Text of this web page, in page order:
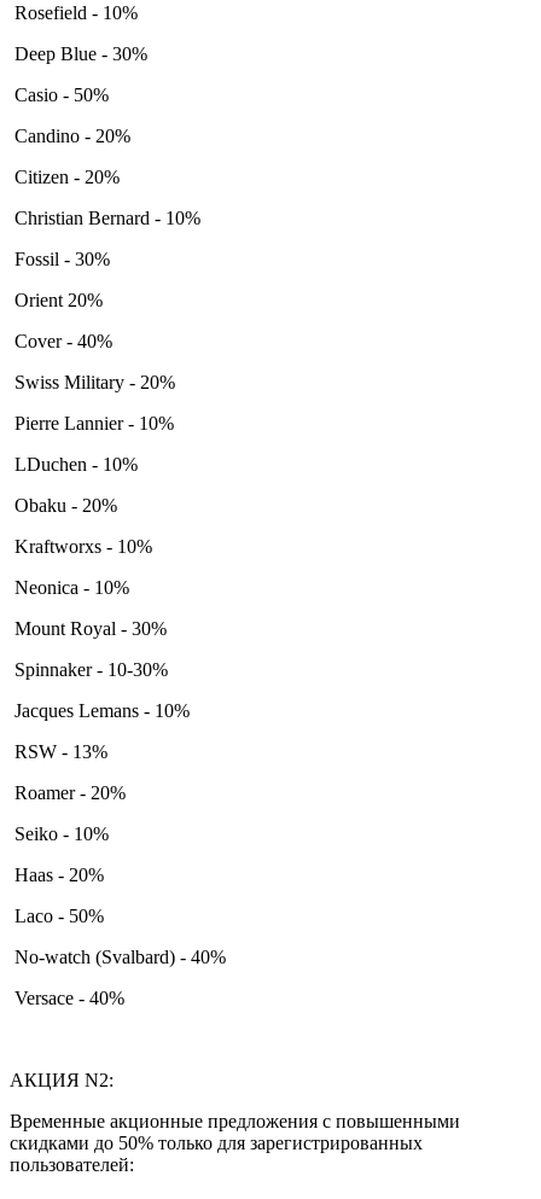
Rosefield - 10%
Deep Blue - 30%
Casio - 50%
Candino - 20%
Citizen - 20%
Christian Bernard - 10%
Fossil - 30%
Orient 20%
Cover - 40%
Swiss Military - 20%
Pierre Lannier - 10%
LDuchen - 10%
Obaku - 20%
Kraftworxs - 10%
Neonica - 10%
Mount Royal - 30%
Spinnaker - 10-30%
Jacques Lemans - 10%
RSW - 13%
Roamer - 20%
Seiko - 10%
Haas - 20%
Laco - 50%
No-watch (Svalbard) - 40%
Versace - 40%
АКЦИЯ N2:
Временные акционные предложения с повышенными
скидками до 50% только для зарегистрированных
пользователей: